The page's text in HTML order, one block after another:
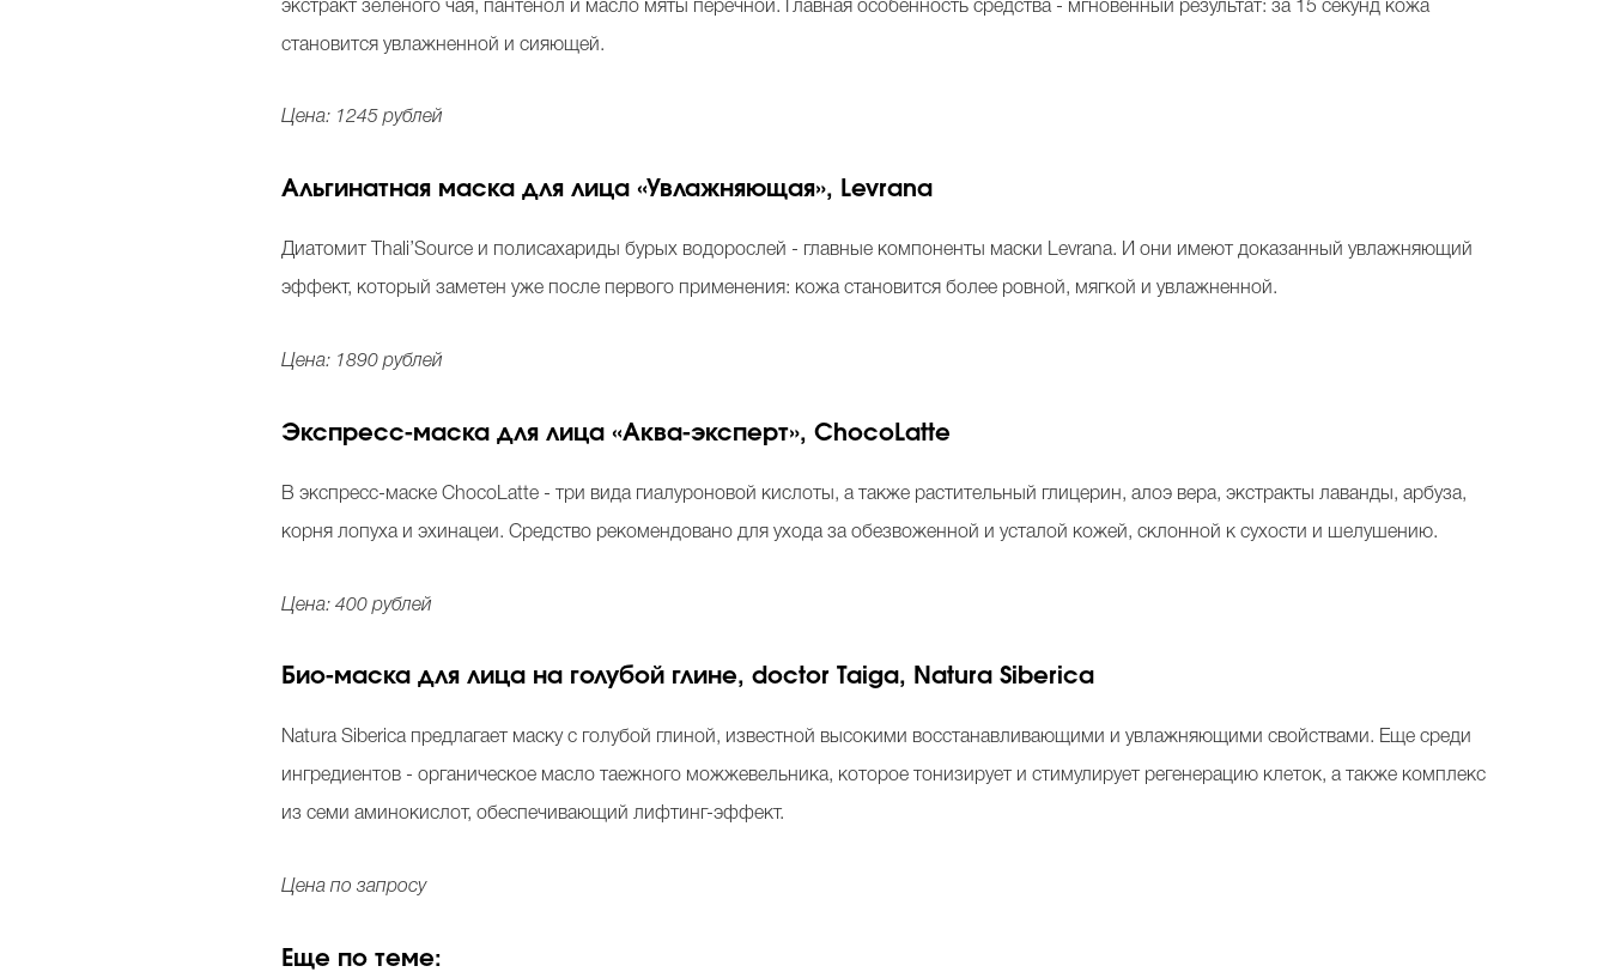
экстракт зеленого чая, пантенол и масло мяты перечной. Главная особенность средства - мгновенный результат: за 15 секунд кожа
становится увлажненной и сияющей.
Цена: 1245 рублей
Альгинатная маска для лица «Увлажняющая», Levrana
Диатомит Thali’Source и полисахариды бурых водорослей - главные компоненты маски Levrana. И они имеют доказанный увлажняющий
эффект, который заметен уже после первого применения: кожа становится более ровной, мягкой и увлажненной.
Цена: 1890 рублей
Экспресс-маска для лица «Аква-эксперт», ChocoLatte
В экспресс-маске ChocoLatte - три вида гиалуроновой кислоты, а также растительный глицерин, алоэ вера, экстракты лаванды, арбуза,
корня лопуха и эхинацеи. Средство рекомендовано для ухода за обезвоженной и усталой кожей, склонной к сухости и шелушению.
Цена: 400 рублей
Био-маска для лица на голубой глине, doctor Taiga, Natura Siberica
Natura Siberica предлагает маску с голубой глиной, известной высокими восстанавливающими и увлажняющими свойствами. Еще среди
ингредиентов - органическое масло таежного можжевельника, которое тонизирует и стимулирует регенерацию клеток, а также комплекс
из семи аминокислот, обеспечивающий лифтинг-эффект.
Цена по запросу
Еще по теме: